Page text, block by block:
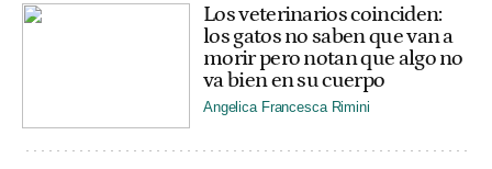
Los veterinarios coinciden:
los gatos no saben que van a
morir pero notan que algo no
va bien en su cuerpo
Angelica Francesca Rimini